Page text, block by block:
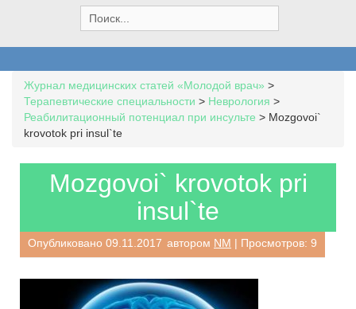
e
a
h
f
o
r
Журнал медицинских статей «Молодой врач» >
Терапевтические специальности > Неврология >
Реабилитационный потенциал при инсульте > Mozgovoi`
krovotok pri insul`te
Mozgovoi` krovotok pri
insul`te
Опубликовано 09.11.2017 автором NM | Просмотров: 9